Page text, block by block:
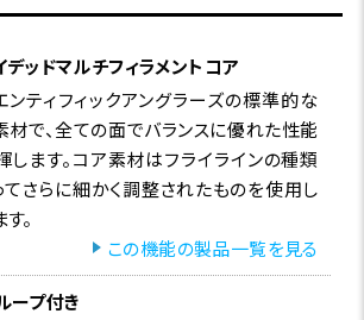
デッドマルチフィラメントコア
ンティフィックアングラーズの標準的な
材で、全ての面でバランスに優れた性能
します。コア素材はフライラインの種類
てさらに細かく調整されたものを使用し
。
この機能の製品一覧を見る
ープ付き